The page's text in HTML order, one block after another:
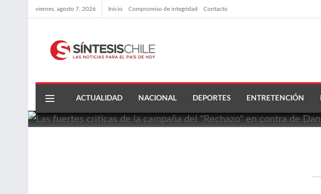
viernes, agosto 7, 2026 Inicio Compromiso de integridad Contacto
ACTUALIDAD NACIONAL DEPORTES ENTRETENCIÓN